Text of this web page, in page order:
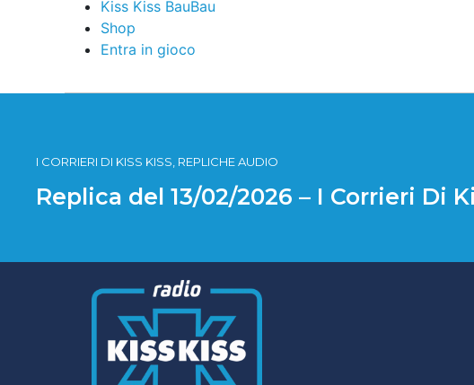
Kiss Kiss BauBau
Shop
Entra in gioco
I CORRIERI DI KISS KISS, REPLICHE AUDIO
Replica del 13/02/2026 – I Corrieri Di